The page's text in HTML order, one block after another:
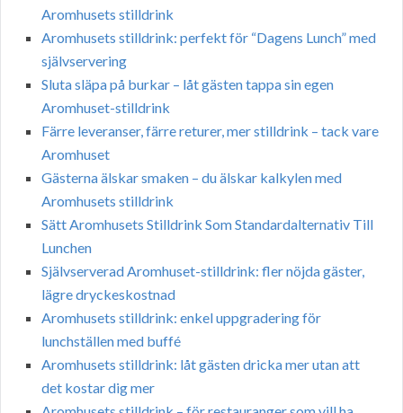
Aromhusets stilldrink
Aromhusets stilldrink: perfekt för “Dagens Lunch” med
självservering
Sluta släpa på burkar – låt gästen tappa sin egen
Aromhuset-stilldrink
Färre leveranser, färre returer, mer stilldrink – tack vare
Aromhuset
Gästerna älskar smaken – du älskar kalkylen med
Aromhusets stilldrink
Sätt Aromhusets Stilldrink Som Standardalternativ Till
Lunchen
Självserverad Aromhuset-stilldrink: fler nöjda gäster,
lägre dryckeskostnad
Aromhusets stilldrink: enkel uppgradering för
lunchställen med buffé
Aromhusets stilldrink: låt gästen dricka mer utan att
det kostar dig mer